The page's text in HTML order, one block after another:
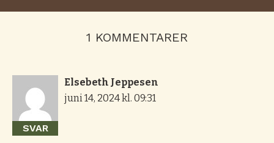
1 KOMMENTARER
SVAR
Elsebeth Jeppesen
juni 14, 2024 kl. 09:31